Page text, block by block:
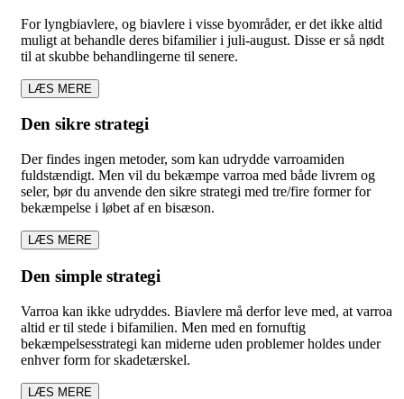
For lyngbiavlere, og biavlere i visse byområder, er det ikke altid
muligt at behandle deres bifamilier i juli-august. Disse er så nødt
til at skubbe behandlingerne til senere.
LÆS MERE
Den sikre strategi
Der findes ingen metoder, som kan udrydde varroamiden
fuldstændigt. Men vil du bekæmpe varroa med både livrem og
seler, bør du anvende den sikre strategi med tre/fire former for
bekæmpelse i løbet af en bisæson.
LÆS MERE
Den simple strategi
Varroa kan ikke udryddes. Biavlere må derfor leve med, at varroa
altid er til stede i bifamilien. Men med en fornuftig
bekæmpelsesstrategi kan miderne uden problemer holdes under
enhver form for skadetærskel.
LÆS MERE